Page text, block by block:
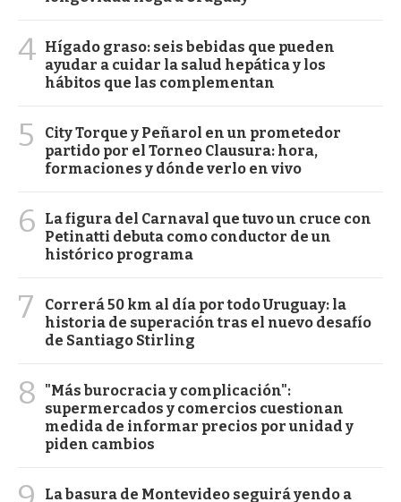
4 Hígado graso: seis bebidas que pueden
ayudar a cuidar la salud hepática y los
hábitos que las complementan
5
City Torque y Peñarol en un prometedor
partido por el Torneo Clausura: hora,
formaciones y dónde verlo en vivo
6
La figura del Carnaval que tuvo un cruce con
Petinatti debuta como conductor de un
histórico programa
7
Correrá 50 km al día por todo Uruguay: la
historia de superación tras el nuevo desafío
de Santiago Stirling
8
"Más burocracia y complicación":
supermercados y comercios cuestionan
medida de informar precios por unidad y
piden cambios
La basura de Montevideo seguirá yendo a